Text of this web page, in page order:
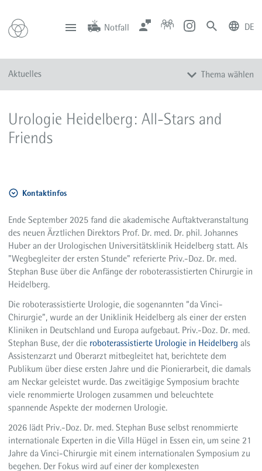
Notfall
Notfall Zentrale Anfahrt
DE
Aktuelles Thema wählen
Veranstaltungen
Newsletter
Presse
Urologie Heidelberg: All-Stars and
Friends
Kontaktinfos
Ende September 2025 fand die akademische Auftaktveranstaltung
des neuen Ärztlichen Direktors Prof. Dr. med. Dr. phil. Johannes
Huber an der Urologischen Universitätsklinik Heidelberg statt. Als
"Wegbegleiter der ersten Stunde" referierte Priv.-Doz. Dr. med.
Stephan Buse über die Anfänge der roboterassistierten Chirurgie in
Heidelberg.
Die roboterassistierte Urologie, die sogenannten “da Vinci-
Chirurgie”, wurde an der Uniklinik Heidelberg als einer der ersten
Kliniken in Deutschland und Europa aufgebaut. Priv.-Doz. Dr. med.
Stephan Buse, der die roboterassistierte Urologie in Heidelberg als
Assistenzarzt und Oberarzt mitbegleitet hat, berichtete dem
Publikum über diese ersten Jahre und die Pionierarbeit, die damals
am Neckar geleistet wurde. Das zweitägige Symposium brachte
viele renommierte Urologen zusammen und beleuchtete
spannende Aspekte der modernen Urologie.
2026 lädt Priv.-Doz. Dr. med. Stephan Buse selbst renommierte
internationale Experten in die Villa Hügel in Essen ein, um seine 21
Jahre da Vinci-Chirurgie mit einem internationalen Symposium zu
begehen. Der Fokus wird auf einer der komplexesten